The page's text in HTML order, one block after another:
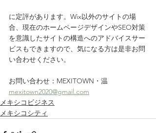
に定評があります。Wix以外のサイトの場
合、現在のホームページデザインやSEO対策
を意識したサイトの構造へのアドバイスサー
ビスもできますので、気になる方は是非お問
い合わせください。
お問い合わせ：MEXITOWN・温
mexitown2020@gmail.com
メキシコビジネス
メキシコシティ